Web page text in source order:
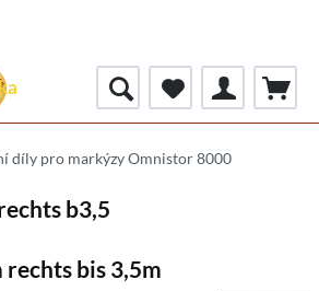
díly pro markýzy Omnistor 8000
b3,5
rechts bis 3,5m